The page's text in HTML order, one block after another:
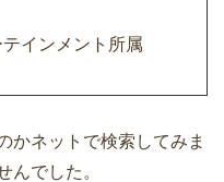
インメント所属
かネットで検索してみま
んでした。